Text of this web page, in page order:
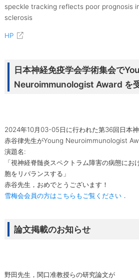
speckle tracking reflects poor prognosis
sclerosis
HP
日本神経免疫学会学術集会で
Neuroimmunologist Award を
2024年10月03-05日に行われた第36回日本
赤谷律先生がYoung Neuroimmunologist
演題名:
「視神経脊髄炎スペクトラム障害の病態に
胞をリバランスする」
赤谷先生，おめでとうございます！
雪梅会会員の方はこちらもご覧ください．
論文掲載のお知らせ
野田先生，関口准教授らの研究論文が